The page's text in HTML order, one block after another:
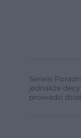
Serwis
jednakże
prowadzi